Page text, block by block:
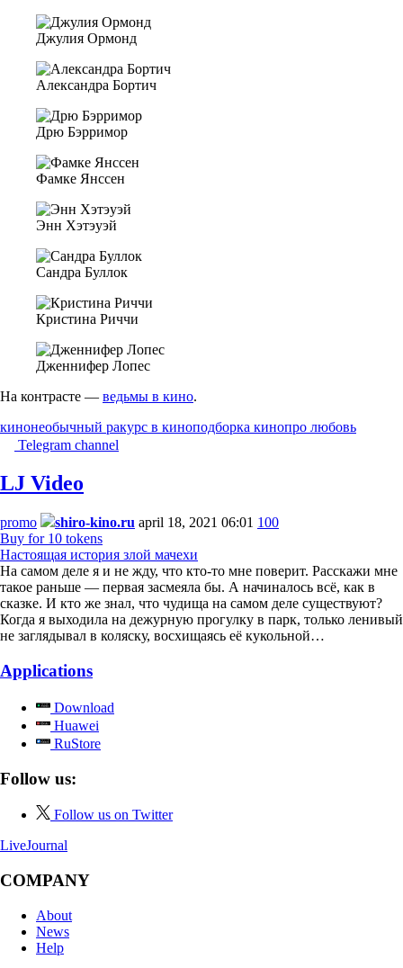
Джулия Ормонд
Александра Бортич
Дрю Бэрримор
Фамке Янссен
Энн Хэтэуэй
Сандра Буллок
Кристина Риччи
Дженнифер Лопес
На контрасте — ведьмы в кино.
кинонеобычный ракурс в киноподборка кинопро любовь
Telegram channel
LJ Video
promo shiro-kino.ru april 18, 2021 06:01 100
Buy for 10 tokens
Настоящая история злой мачехи
На самом деле я и не жду, что кто-то мне поверит. Расскажи мне
такое раньше — первая засмеяла бы. А начиналось всё, как в
сказке. И кто же знал, что чудища на самом деле существуют?
Когда я выходила на дежурную прогулку в парк, только ленивый
не заглядывал в коляску, восхищаясь её кукольной…
Applications
Download
Huawei
RuStore
Follow us:
Follow us on Twitter
LiveJournal
COMPANY
About
News
Help